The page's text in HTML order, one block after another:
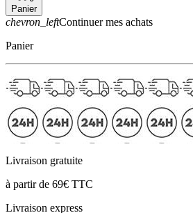
Panier
chevron_leftContinuer mes achats
Panier
Livraison gratuite
à partir de 69€ TTC
Livraison express